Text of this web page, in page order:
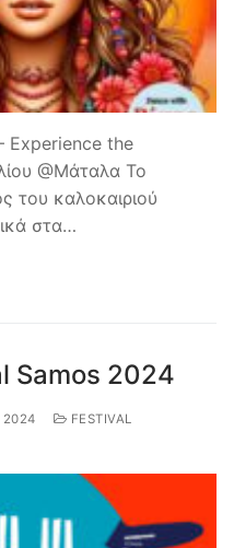
Experience the
@Μάταλα Το
του καλοκαιριού
στα…
Samos 2024
2024
FESTIVAL